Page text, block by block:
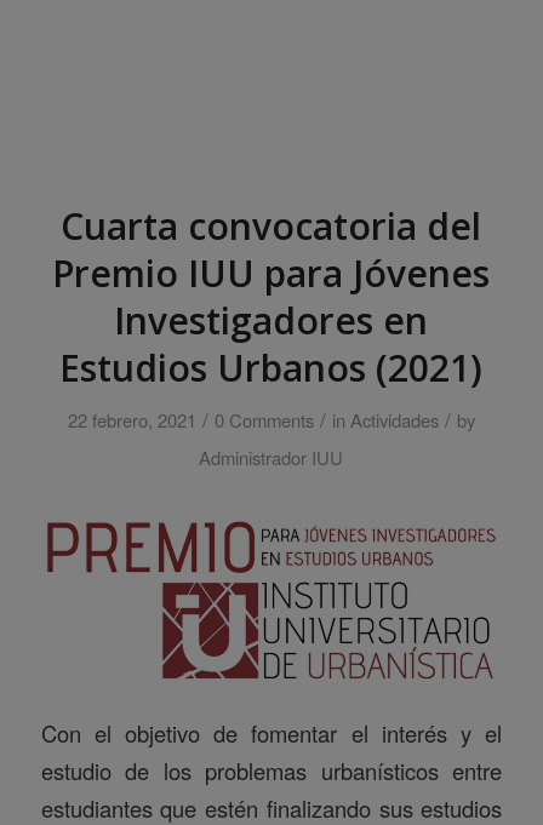
Cuarta convocatoria del
Premio IUU para Jóvenes
Investigadores en
Estudios Urbanos (2021)
22 febrero, 2021 / 0 Comments / in Actividades / by
Administrador IUU
Con el objetivo de fomentar el interés y el
estudio de los problemas urbanísticos entre
estudiantes que estén finalizando sus estudios